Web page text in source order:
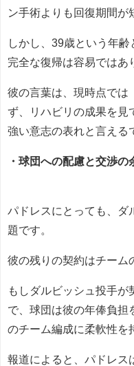
ン手術よりも回復期間が
しかし、39歳という年齢
完全な復帰は容易ではあ
彼の言葉は、現時点では
ず、リハビリの成果を見
強い意志の表れと言える
・球団への配慮と交渉の
パドレスにとっても、ダ
題です。
彼の残りの契約はチーム
もしダルビッシュ投手が
で、球団は彼の年俸負担
のチーム編成に柔軟性を
報道によると、パドレス